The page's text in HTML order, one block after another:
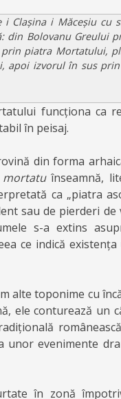
Clașina i Măceșiu cu
din Bolovanu Greului
piatra Mortatului,
apoi izvorul în sus
funcționa ca
în peisaj.
din forma
mortatuînseamnă,
ca „piatra
sau de pierderi de
s-a extins
ce indică
alte toponime cu
ele conturează un
evenimente
în zonă